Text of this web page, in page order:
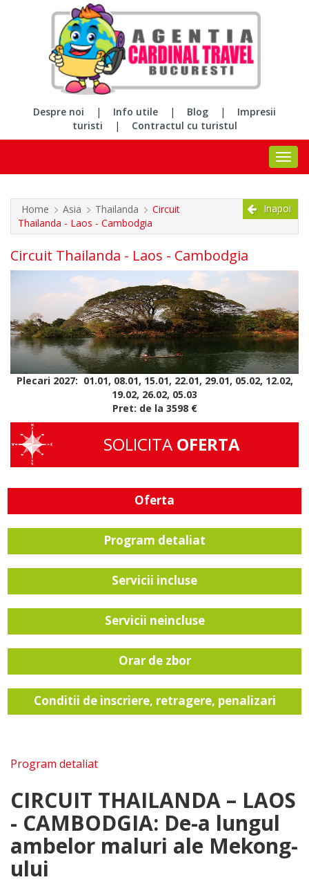
Despre noi | Info utile | Blog |
Impresii
turisti
| Contractul cu turistul
Home Asia Thailanda
Circuit
Thailanda - Laos - Cambodgia
Inapoi
Circuit Thailanda - Laos - Cambodgia
Plecari 2027: 01.01, 08.01, 15.01, 22.01, 29.01, 05.02, 12.02,
19.02, 26.02, 05.03
Pret: de la 3598 €
SOLICITA OFERTA
Oferta
Program detaliat
Servicii incluse
Servicii neincluse
Orar de zbor
Conditii de inscriere, retragere, penalizari
Program detaliat
CIRCUIT THAILANDA – LAOS
- CAMBODGIA: De-a lungul
ambelor maluri ale Mekong-
ului